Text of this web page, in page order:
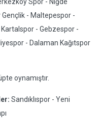
- Maltepespor -
- Gebzespor -
- Dalaman Kağıtspor
oynamıştır.
Sandıklıspor - Yeni